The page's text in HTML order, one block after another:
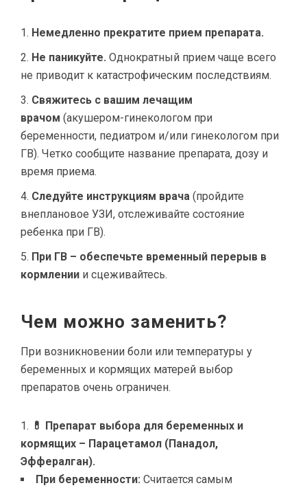
Немедленно прекратите прием препарата.
Не паникуйте. Однократный прием чаще всего
не приводит к катастрофическим последствиям.
Свяжитесь с вашим лечащим
врачом (акушером-гинекологом при
беременности, педиатром и/или гинекологом при
ГВ). Четко сообщите название препарата, дозу и
время приема.
Следуйте инструкциям врача (пройдите
внеплановое УЗИ, отслеживайте состояние
ребенка при ГВ).
При ГВ – обеспечьте временный перерыв в
кормлении и сцеживайтесь.
Чем можно заменить?
При возникновении боли или температуры у
беременных и кормящих матерей выбор
препаратов очень ограничен.
💊 Препарат выбора для беременных и
кормящих – Парацетамол (Панадол,
Эффералган).
При беременности: Считается самым